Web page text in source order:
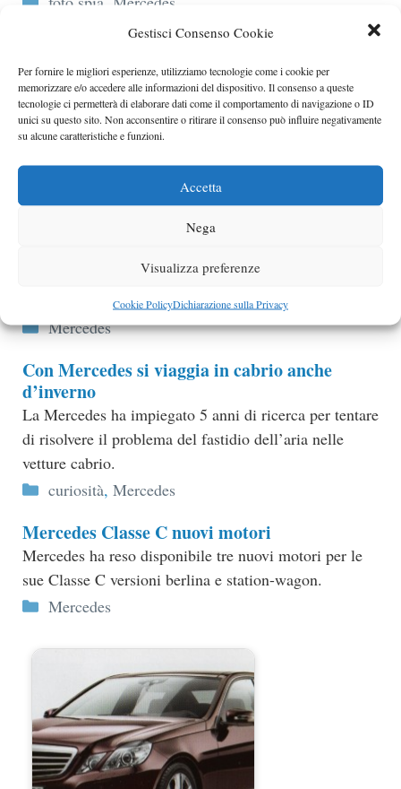
Gestisci Consenso Cookie
Per fornire le migliori esperienze, utilizziamo tecnologie come i cookie per
memorizzare e/o accedere alle informazioni del dispositivo. Il consenso a queste
tecnologie ci permetterà di elaborare dati come il comportamento di navigazione o ID
unici su questo sito. Non acconsentire o ritirare il consenso può influire negativamente
su alcune caratteristiche e funzioni.
Accetta
Nega
Visualizza preferenze
Cookie PolicyDichiarazione sulla Privacy
Mercedes Classe E Cabrio Biturbo by Brabus
Innanzitutto Brabus ha adottato dei turbo compressori
di più grandi dimensioni, a cui sono stati abbinati
quattro nuovi intercooler
Categorie
Mercedes,Tuning
Mercedes Classe E ancora più efficiente
Mercedes aggiorna le motorizzazioni della Classe E…
Mercedes Classe E Model Year 2011
Le novità della Classe E MY 2011…
Categorie
Mercedes
Con Mercedes si viaggia in cabrio anche
d’inverno
La Mercedes ha impiegato 5 anni di ricerca per tentare
di risolvere il problema del fastidio dell’aria nelle
vetture cabrio.
Categorie
curiosità, Mercedes
Mercedes Classe C nuovi motori
Mercedes ha reso disponibile tre nuovi motori per le
sue Classe C versioni berlina e station-wagon.
Categorie
Mercedes